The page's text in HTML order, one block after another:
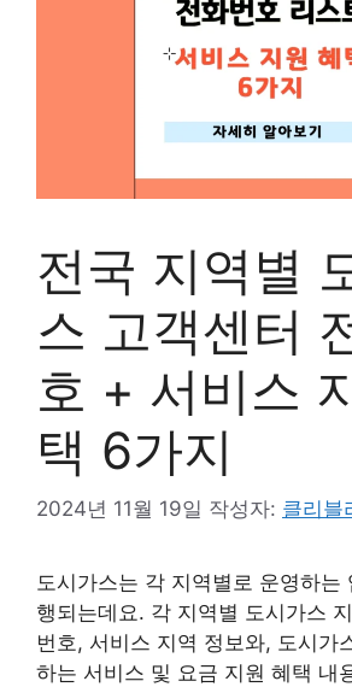
전국 지역별
스 고객센터
호 + 서비스
택 6가지
2024년 11월 19일 작성자: 클리블
도시가스는 각 지역별로 운영하는
행되는데요. 각 지역별 도시가스
번호, 서비스 지역 정보와, 도시가
하는 서비스 및 요금 지원 혜택 내